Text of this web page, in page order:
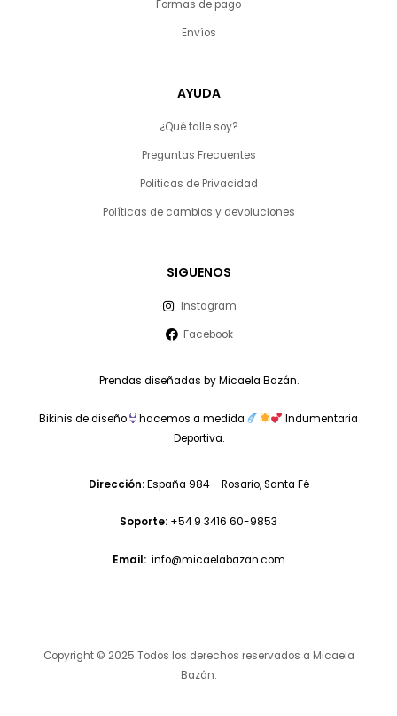
Formas de pago
Envíos
AYUDA
¿Qué talle soy?
Preguntas Frecuentes
Politicas de Privacidad
Políticas de cambios y devoluciones
SIGUENOS
Instagram
Facebook
Prendas diseñadas by Micaela Bazán.
Bikinis de diseño hacemos a medida
Indumentaria
Deportiva.
Dirección:España 984 – Rosario, Santa Fé
Soporte: +54 9 3416 60-9853
Email: info@micaelabazan.com
Copyright © 2025 Todos los derechos reservados a Micaela
Bazán.